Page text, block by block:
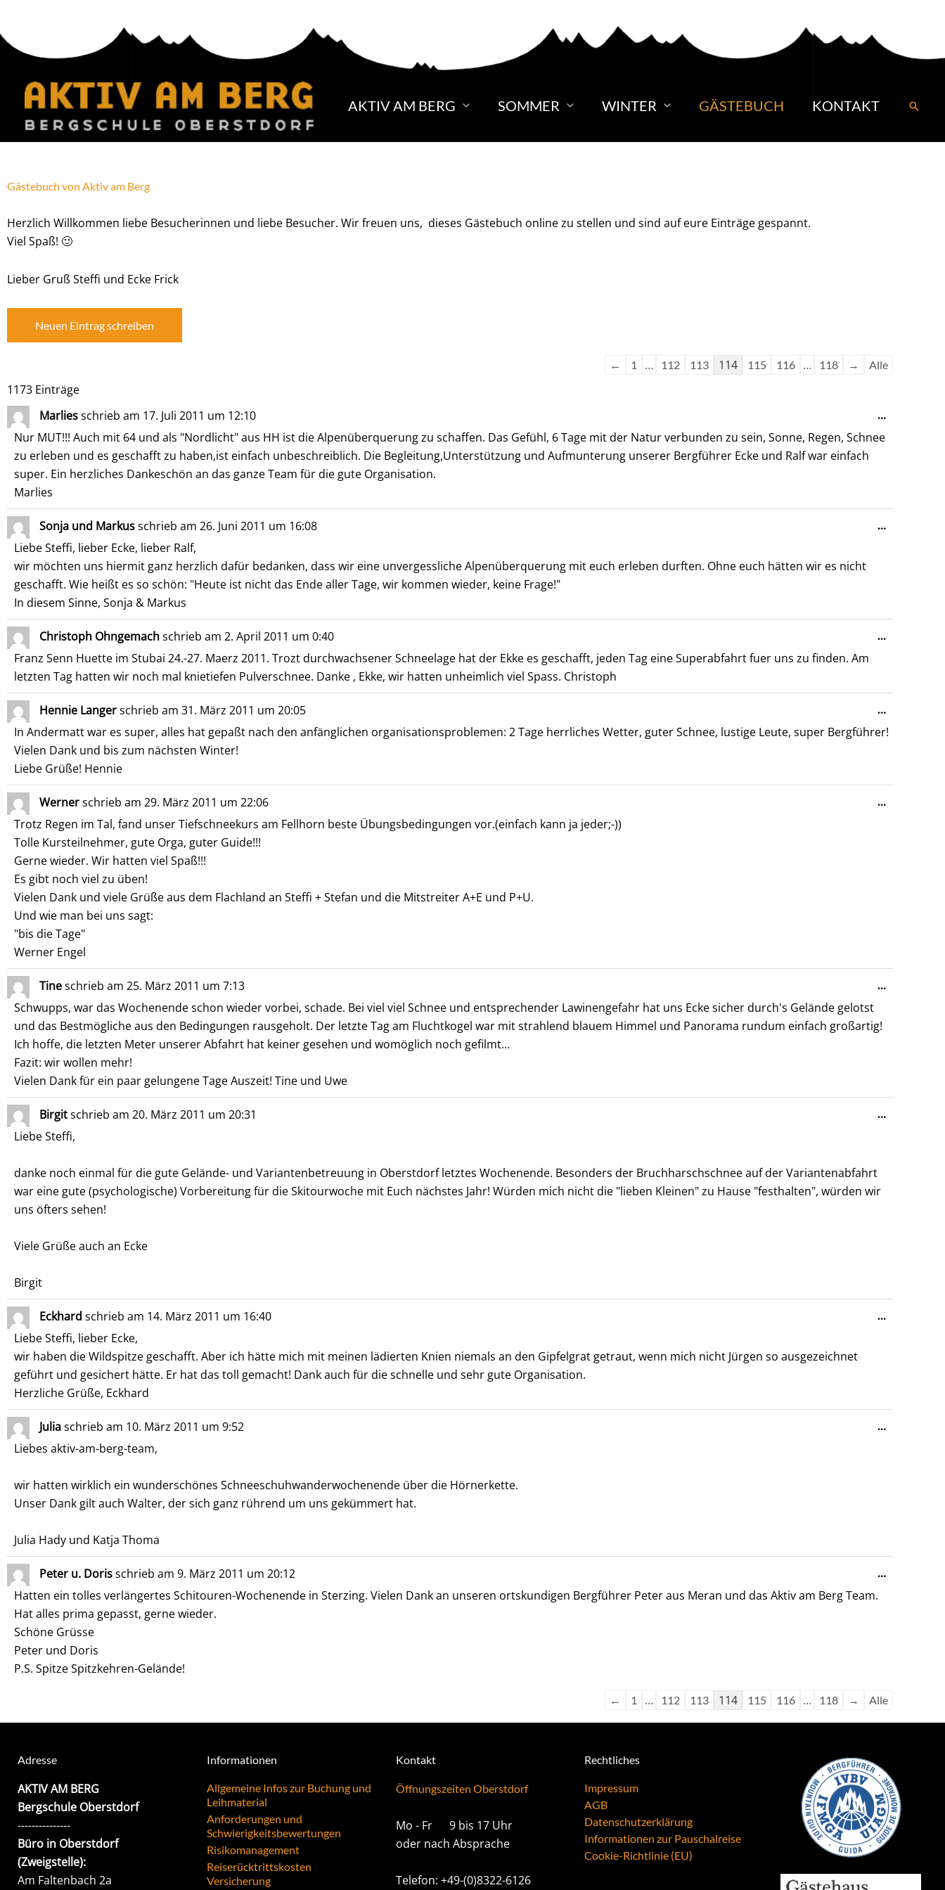
springen
AKTIV AM BERG SOMMER WINTER GÄSTEBUCH KONTAKT
Gästebuch von Aktiv am Berg
Herzlich Willkommen liebe Besucherinnen und liebe Besucher. Wir freuen uns, dieses Gästebuch online zu stellen und sind auf eure Einträge gespannt.
Viel Spaß! 🙂
Lieber Gruß Steffi und Ecke Frick
← 1 … 112 113 114 115 116 … 118 → Alle
1173 Einträge
Marliesschrieb am 17. Juli 2011 um 12:10
Nur MUT!!! Auch mit 64 und als "Nordlicht" aus HH ist die Alpenüberquerung zu schaffen. Das Gefühl, 6 Tage mit der Natur verbunden zu sein, Sonne, Regen, Schnee
zu erleben und es geschafft zu haben,ist einfach unbeschreiblich. Die Begleitung,Unterstützung und Aufmunterung unserer Bergführer Ecke und Ralf war einfach
super. Ein herzliches Dankeschön an das ganze Team für die gute Organisation.
Marlies
…
Sonja und Markusschrieb am 26. Juni 2011 um 16:08
Liebe Steffi, lieber Ecke, lieber Ralf,
wir möchten uns hiermit ganz herzlich dafür bedanken, dass wir eine unvergessliche Alpenüberquerung mit euch erleben durften. Ohne euch hätten wir es nicht
geschafft. Wie heißt es so schön: "Heute ist nicht das Ende aller Tage, wir kommen wieder, keine Frage!"
In diesem Sinne, Sonja & Markus
…
Christoph Ohngemachschrieb am 2. April 2011 um 0:40
Franz Senn Huette im Stubai 24.-27. Maerz 2011. Trozt durchwachsener Schneelage hat der Ekke es geschafft, jeden Tag eine Superabfahrt fuer uns zu finden. Am
letzten Tag hatten wir noch mal knietiefen Pulverschnee. Danke , Ekke, wir hatten unheimlich viel Spass. Christoph
…
Hennie Langerschrieb am 31. März 2011 um 20:05
In Andermatt war es super, alles hat gepaßt nach den anfänglichen organisationsproblemen: 2 Tage herrliches Wetter, guter Schnee, lustige Leute, super Bergführer!
Vielen Dank und bis zum nächsten Winter!
Liebe Grüße! Hennie
…
ein-/
Wernerschrieb am 29. März 2011 um 22:06
Trotz Regen im Tal, fand unser Tiefschneekurs am Fellhorn beste Übungsbedingungen vor.(einfach kann ja jeder;-))
Tolle Kursteilnehmer, gute Orga, guter Guide!!!
Gerne wieder. Wir hatten viel Spaß!!!
Es gibt noch viel zu üben!
Vielen Dank und viele Grüße aus dem Flachland an Steffi + Stefan und die Mitstreiter A+E und P+U.
Und wie man bei uns sagt:
"bis die Tage"
Werner Engel
…
Tineschrieb am 25. März 2011 um 7:13
Schwupps, war das Wochenende schon wieder vorbei, schade. Bei viel viel Schnee und entsprechender Lawinengefahr hat uns Ecke sicher durch's Gelände gelotst
und das Bestmögliche aus den Bedingungen rausgeholt. Der letzte Tag am Fluchtkogel war mit strahlend blauem Himmel und Panorama rundum einfach großartig!
Ich hoffe, die letzten Meter unserer Abfahrt hat keiner gesehen und womöglich noch gefilmt…
Fazit: wir wollen mehr!
Vielen Dank für ein paar gelungene Tage Auszeit! Tine und Uwe
…
Birgitschrieb am 20. März 2011 um 20:31
Liebe Steffi,
danke noch einmal für die gute Gelände- und Variantenbetreuung in Oberstdorf letztes Wochenende. Besonders der Bruchharschschnee auf der Variantenabfahrt
war eine gute (psychologische) Vorbereitung für die Skitourwoche mit Euch nächstes Jahr! Würden mich nicht die "lieben Kleinen" zu Hause "festhalten", würden wir
uns öfters sehen!
Viele Grüße auch an Ecke
Birgit
…
Eckhard schrieb am 14. März 2011 um 16:40
Liebe Steffi, lieber Ecke,
wir haben die Wildspitze geschafft. Aber ich hätte mich mit meinen lädierten Knien niemals an den Gipfelgrat getraut, wenn mich nicht Jürgen so ausgezeichnet
geführt und gesichert hätte. Er hat das toll gemacht! Dank auch für die schnelle und sehr gute Organisation.
Herzliche Grüße, Eckhard
…
Juliaschrieb am 10. März 2011 um 9:52
Liebes aktiv-am-berg-team,
wir hatten wirklich ein wunderschönes Schneeschuhwanderwochenende über die Hörnerkette.
Unser Dank gilt auch Walter, der sich ganz rührend um uns gekümmert hat.
Julia Hady und Katja Thoma
…
Peter u. Dorisschrieb am 9. März 2011 um 20:12
Hatten ein tolles verlängertes Schitouren-Wochenende in Sterzing. Vielen Dank an unseren ortskundigen Bergführer Peter aus Meran und das Aktiv am Berg Team.
Hat alles prima gepasst, gerne wieder.
Schöne Grüsse
Peter und Doris
P.S. Spitze Spitzkehren-Gelände!
…
← 1 … 112 113 114 115 116 … 118 → Alle
Adresse
AKTIV AM BERG
Bergschule Oberstdorf
---------------
Büro in Oberstdorf
(Zweigstelle):
Am Faltenbach 2a
Informationen
Allgemeine Infos zur Buchung und
Leihmaterial
Anforderungen und
Schwierigkeitsbewertungen
Risikomanagement
Reiserücktrittskosten
Versicherung
Kontakt
Öffnungszeiten Oberstdorf
Mo - Fr 9 bis 17 Uhr
oder nach Absprache
Telefon: +49-(0)8322-6126
Rechtliches
Impressum
AGB
Datenschutzerklärung
Informationen zur Pauschalreise
Cookie-Richtlinie (EU)